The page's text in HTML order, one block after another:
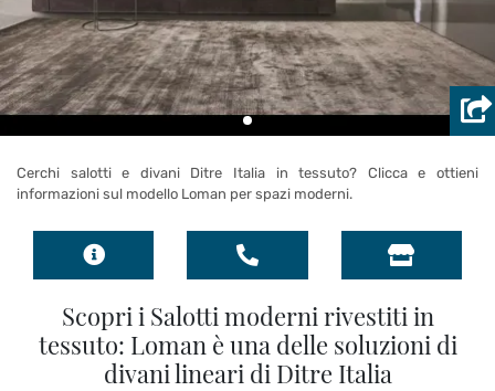
Scopri i Salotti moderni rivestiti in
tessuto: Loman è una delle soluzioni di
divani lineari di Ditre Italia
Cerchi salotti e divani Ditre Italia in tessuto? Clicca e ottieni
informazioni sul modello Loman per spazi moderni.